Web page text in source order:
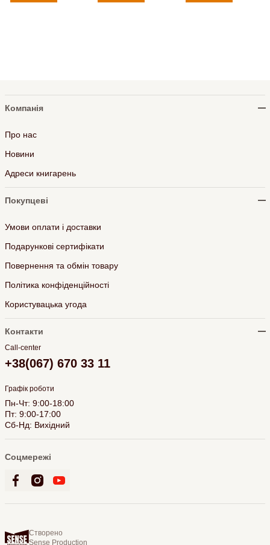
Компанія
Про нас
Новини
Адреси книгарень
Покупцеві
Умови оплати і доставки
Подарункові сертифікати
Повернення та обмін товару
Політика конфіденційності
Користувацька угода
Контакти
Call-center
+38(067) 670 33 11
Графік роботи
Пн-Чт: 9:00-18:00
Пт: 9:00-17:00
Сб-Нд: Вихідний
Соцмережі
Створено
Sense Production